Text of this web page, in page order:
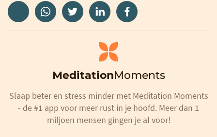
MeditationMoments
Slaap beter en stress minder met Meditation Moments
- de #1 app voor meer rust in je hoofd. Meer dan 1
miljoen mensen gingen je al voor!